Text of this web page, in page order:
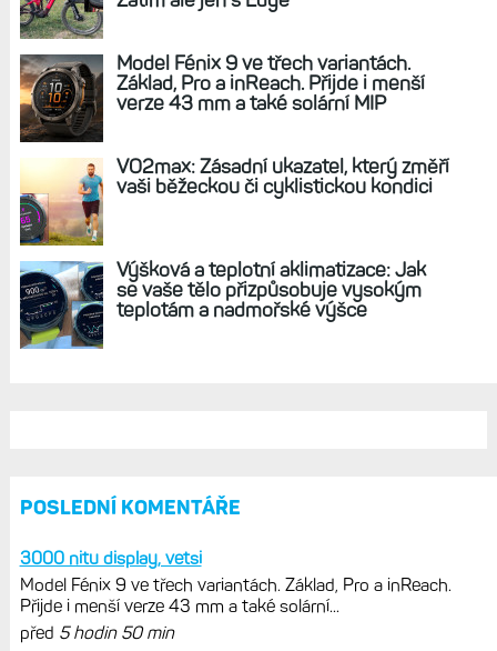
Nízký jas displeje Fénix 8 AMOLED: To není
chyba, ale vlastnost, říká Garmin. Co s tím?
Nic...